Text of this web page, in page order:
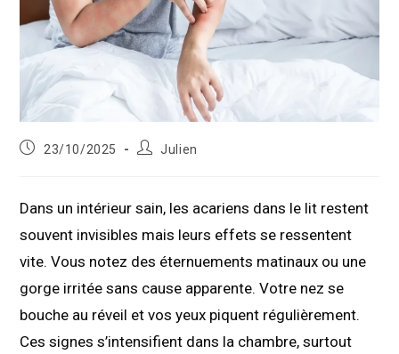
Publication
23/10/2025
Auteur/autrice
Julien
Dans un intérieur sain, les acariens dans le lit restent
souvent invisibles mais leurs effets se ressentent
vite. Vous notez des éternuements matinaux ou une
gorge irritée sans cause apparente. Votre nez se
bouche au réveil et vos yeux piquent régulièrement.
Ces signes s’intensifient dans la chambre, surtout